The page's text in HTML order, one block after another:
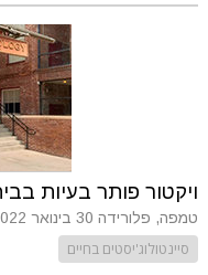
ויקטור פותר בעיות
טמפה, פלורידה 30 בינואר 2022
סיינטולוג'יסטים בחיים